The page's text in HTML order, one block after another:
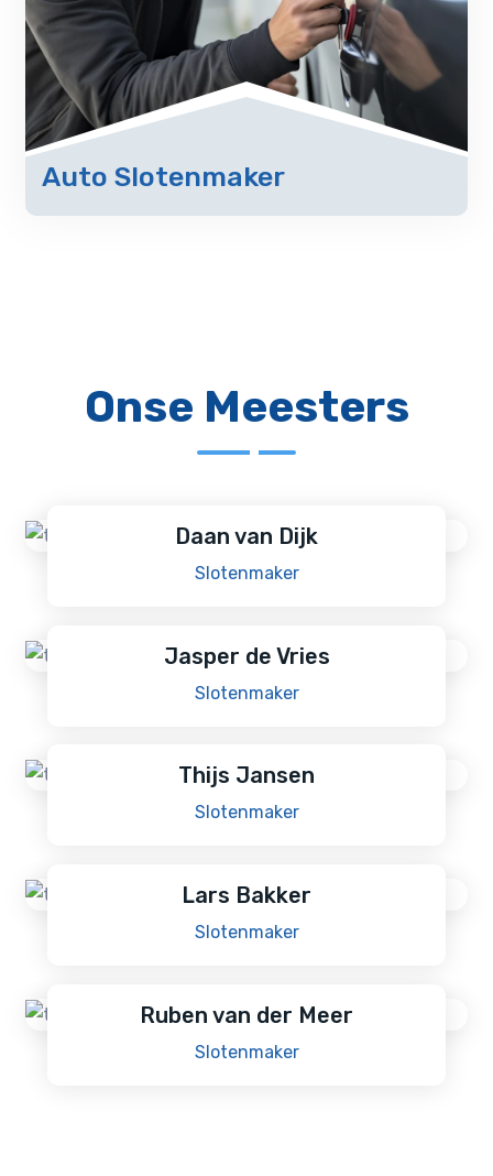
Auto Slotenmaker
Onse Meesters
Daan van Dijk
Slotenmaker
Jasper de Vries
Slotenmaker
Thijs Jansen
Slotenmaker
Lars Bakker
Slotenmaker
Ruben van der Meer
Slotenmaker